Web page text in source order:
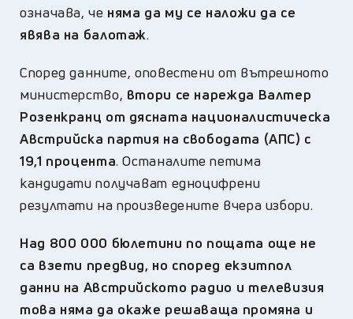
означава, че няма да му се наложи да се
явява на балотаж.
Според данните, оповестени от вътрешното
министерство, втори се нарежда Валтер
Розенкранц от дясната националистическа
Австрийска партия на свободата (АПС) с
19,1 процента. Останалите петима
кандидати получават едноцифрени
резултати на произведените вчера избори.
Над 800 000 бюлетини по пощата още не
са взети предвид, но според екзитпол
данни на Австрийското радио и телевизия
това няма да окаже решаваща промяна и